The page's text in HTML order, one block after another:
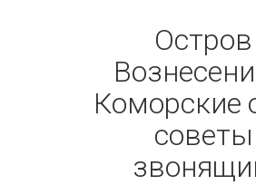
Остров
Коморские
советы